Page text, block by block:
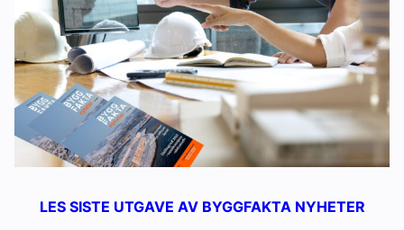
LES SISTE UTGAVE AV BYGGFAKTA NYHETER